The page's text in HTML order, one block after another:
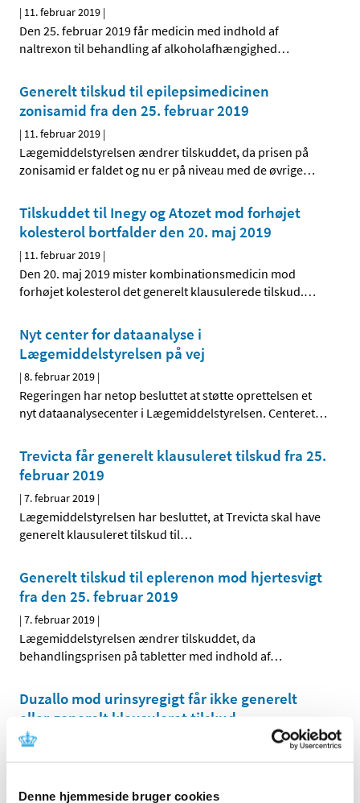
Denne hjemmeside bruger cookies
| 11. februar 2019 |
Den 25. februar 2019 får medicin med indhold af
naltrexon til behandling af alkoholafhængighed…
Generelt tilskud til epilepsimedicinen
zonisamid fra den 25. februar 2019
| 11. februar 2019 |
Lægemiddelstyrelsen ændrer tilskuddet, da prisen på
zonisamid er faldet og nu er på niveau med de øvrige…
Tilskuddet til Inegy og Atozet mod forhøjet
kolesterol bortfalder den 20. maj 2019
| 11. februar 2019 |
Den 20. maj 2019 mister kombinationsmedicin mod
forhøjet kolesterol det generelt klausulerede tilskud.…
Nyt center for dataanalyse i
Lægemiddelstyrelsen på vej
|8. februar 2019 |
Regeringen har netop besluttet at støtte oprettelsen et
nyt dataanalysecenter i Lægemiddelstyrelsen. Centeret…
Trevicta får generelt klausuleret tilskud fra 25.
februar 2019
|7. februar 2019 |
Lægemiddelstyrelsen har besluttet, at Trevicta skal have
generelt klausuleret tilskud til…
Generelt tilskud til eplerenon mod hjertesvigt
fra den 25. februar 2019
|7. februar 2019 |
Lægemiddelstyrelsen ændrer tilskuddet, da
behandlingsprisen på tabletter med indhold af…
Duzallo mod urinsyregigt får ikke generelt
eller generelt klausuleret tilskud
|7. februar 2019
Lægemiddelstyrelsen har besluttet, at Duzallo, der